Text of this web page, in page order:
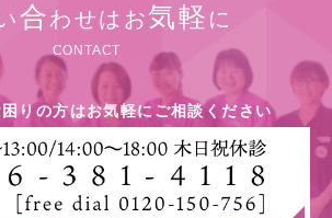
合わせはお気軽 に
CONTACT
りの方はお気軽にご相談ください